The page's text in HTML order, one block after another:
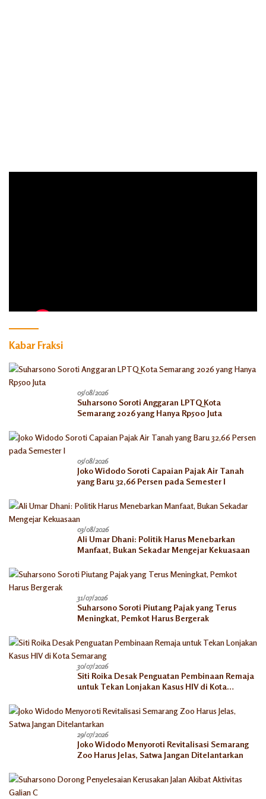
Kabar Fraksi
05/08/2026
Suharsono Soroti Anggaran LPTQ Kota
Semarang 2026 yang Hanya Rp500 Juta
05/08/2026
Joko Widodo Soroti Capaian Pajak Air Tanah
yang Baru 32,66 Persen pada Semester I
03/08/2026
Ali Umar Dhani: Politik Harus Menebarkan
Manfaat, Bukan Sekadar Mengejar Kekuasaan
31/07/2026
Suharsono Soroti Piutang Pajak yang Terus
Meningkat, Pemkot Harus Bergerak
30/07/2026
Siti Roika Desak Penguatan Pembinaan Remaja
untuk Tekan Lonjakan Kasus HIV di Kota
29/07/2026
Joko Widodo Menyoroti Revitalisasi Semarang
Zoo Harus Jelas, Satwa Jangan Ditelantarkan